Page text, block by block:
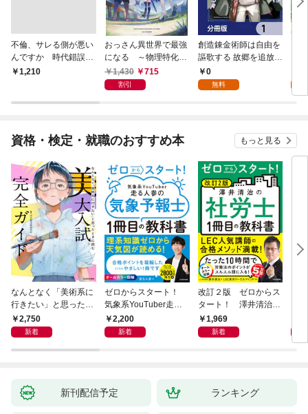
不倫、サレる側が悪い
んですか 時代錯誤な
クズ夫は捨てさせてい
￥1,210
おっさん異世界で最強
になる ～物理特化の
覚醒者～
1,430 715
割引
創造錬金術師は自由を
謳歌する 故郷を追放さ
れたら、魔王のお膝元
で超絶効果のマジック
0
無料
話】
資格・検定・就職のおすすめ本 もっと見る
なんとなく「美術系に
行きたい」と思ったと
きに読む 美大入試完
全ガイド
2,750
新着
ゼロからスタート！
気象系YouTuber走る
人参の気象予報士１冊
目の教科書
2,200
新着
改訂２版 ゼロからス
タート！ 澤井清治の
社労士１冊目の教科書
1,969
新着
新刊配信予定 ランキング